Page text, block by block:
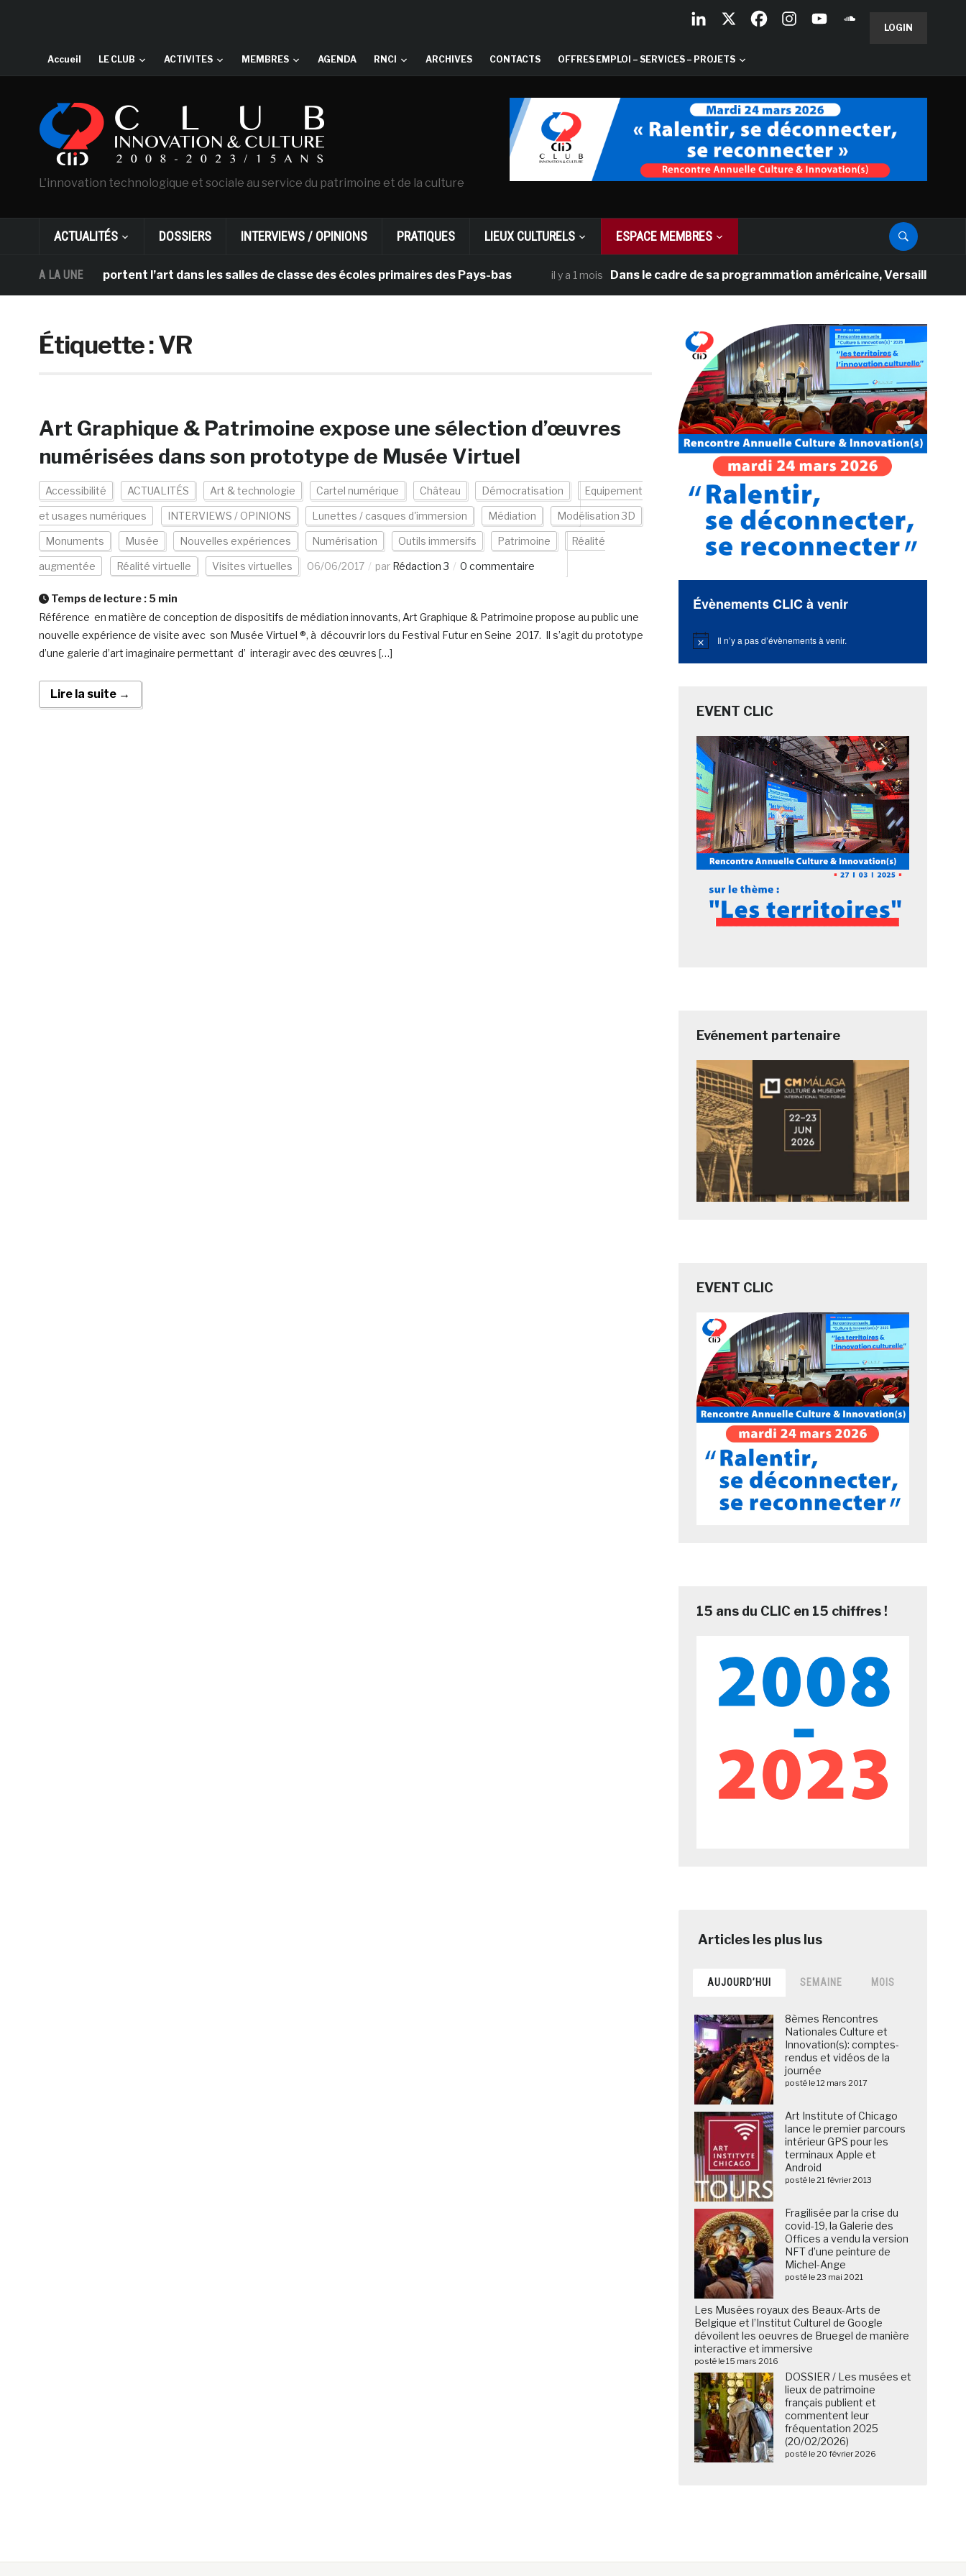
LOGIN
Accueil LE CLUB ACTIVITES MEMBRES AGENDA RNCI ARCHIVES CONTACTS OFFRES EMPLOI – SERVICES – PROJETS
L'innovation technologique et sociale au service du patrimoine et de la culture
ACTUALITÉS DOSSIERS INTERVIEWS / OPINIONS PRATIQUES LIEUX CULTURELS ESPACE MEMBRES
A LA UNE
et DHL apportent l’art dans les salles de classe des écoles primaires des Pays-bas il y a 1 mois Dans le cadre de sa programmation américaine, Versailles
Étiquette :VR
Art Graphique & Patrimoine expose une sélection d’œuvres
numérisées dans son prototype de Musée Virtuel
Accessibilité ACTUALITÉS Art & technologie Cartel numérique Château Démocratisation Equipement
et usages numériques INTERVIEWS / OPINIONS Lunettes / casques d'immersion Médiation Modélisation 3D
Monuments Musée Nouvelles expériences Numérisation Outils immersifs Patrimoine Réalité
augmentée Réalité virtuelle Visites virtuelles 06/06/2017 par Rédaction 3 0 commentaire
Temps de lecture : 5 min
Référence en matière de conception de dispositifs de médiation innovants, Art Graphique & Patrimoine propose au public une
nouvelle expérience de visite avec son Musée Virtuel ®, à découvrir lors du Festival Futur en Seine 2017. Il s’agit du prototype
d’une galerie d’art imaginaire permettant d’ interagir avec des œuvres […]
Lire la suite →
Évènements CLIC à venir
Notice Il n’y a pas d’évènements à venir.
EVENT CLIC
Evénement partenaire
EVENT CLIC
15 ans du CLIC en 15 chiffres !
AUJOURD’HUI SEMAINE MOIS
8èmes Rencontres
Nationales Culture et
Innovation(s): comptes-
rendus et vidéos de la
journée
posté le 12 mars 2017
Art Institute of Chicago
lance le premier parcours
intérieur GPS pour les
terminaux Apple et
Android
posté le 21 février 2013
Fragilisée par la crise du
covid-19, la Galerie des
Offices a vendu la version
NFT d’une peinture de
Michel-Ange
posté le 23 mai 2021
Les Musées royaux des Beaux-Arts de
Belgique et l’Institut Culturel de Google
dévoilent les oeuvres de Bruegel de manière
interactive et immersive
posté le 15 mars 2016
DOSSIER / Les musées et
lieux de patrimoine
français publient et
commentent leur
fréquentation 2025
(20/02/2026)
posté le 20 février 2026